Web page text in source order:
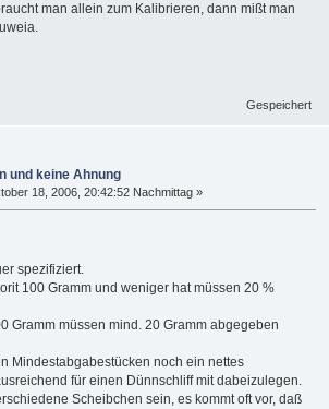
man allein zum Kalibrieren, dann mißt man
Gespeichert
und keine Ahnung
18, 2006, 20:42:52 Nachmittag »
spezifiziert.
100 Gramm und weniger hat müssen 20 %
Gramm müssen mind. 20 Gramm abgegeben
Mindestabgabestücken noch ein nettes
für einen Dünnschliff mit dabeizulegen.
Scheibchen sein, es kommt oft vor, daß